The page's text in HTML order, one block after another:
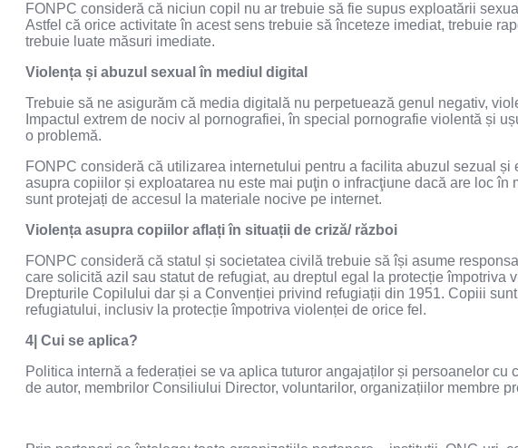
FONPC consideră că niciun copil nu ar trebuie să fie supus exploatării
Astfel că orice activitate în acest sens trebuie să înceteze imediat, trebuie
trebuie luate măsuri imediate.
Violența și abuzul sexual în mediul digital
Trebuie să ne asigurăm că media digitală nu perpetuează genul negativ,
Impactul extrem de nociv al pornografiei, în special pornografie violentă și
o problemă.
FONPC consideră că utilizarea internetului pentru a facilita abuzul sezual
asupra copiilor și exploatarea nu este mai puţin o infracţiune dacă are loc
sunt protejați de accesul la materiale nocive pe internet.
Violența asupra copiilor aflați în situații de criză/ război
FONPC consideră că statul și societatea civilă trebuie să își asume
care solicită azil sau statut de refugiat, au dreptul egal la protecție
Drepturile Copilului dar și a Convenției privind refugiații din 1951. Copiii
refugiatului, inclusiv la protecție împotriva violenței de orice fel.
4| Cui se aplica?
Politica internă a federației se va aplica tuturor angajaților și persoanelor
de autor, membrilor Consiliului Director, voluntarilor, organizațiilor membre